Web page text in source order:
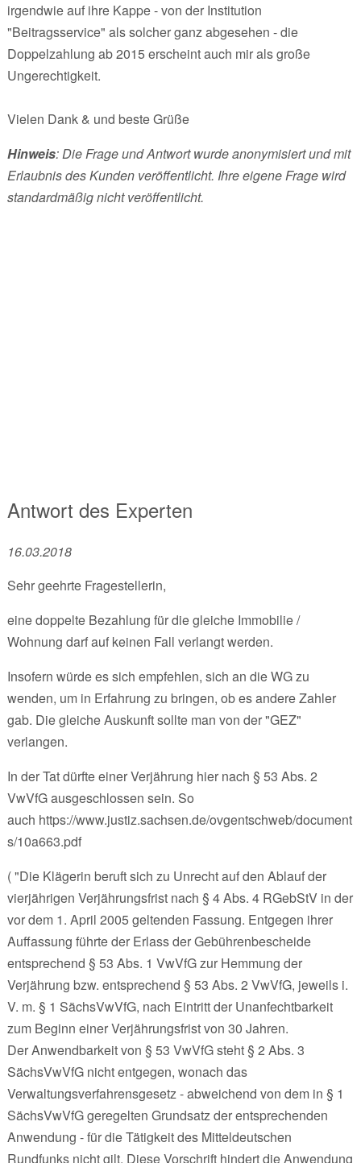
irgendwie auf ihre Kappe - von der Institution
"Beitragsservice" als solcher ganz abgesehen - die
Doppelzahlung ab 2015 erscheint auch mir als große
Ungerechtigkeit.
Vielen Dank & und beste Grüße
Hinweis: Die Frage und Antwort wurde anonymisiert und mit
Erlaubnis des Kunden veröffentlicht. Ihre eigene Frage wird
standardmäßig nicht veröffentlicht.
Antwort des Experten
16.03.2018
Sehr geehrte Fragestellerin,
eine doppelte Bezahlung für die gleiche Immobilie /
Wohnung darf auf keinen Fall verlangt werden.
Insofern würde es sich empfehlen, sich an die WG zu
wenden, um in Erfahrung zu bringen, ob es andere Zahler
gab. Die gleiche Auskunft sollte man von der "GEZ"
verlangen.
In der Tat dürfte einer Verjährung hier nach § 53 Abs. 2
VwVfG ausgeschlossen sein. So
auch https://www.justiz.sachsen.de/ovgentschweb/document
s/10a663.pdf
( "Die Klägerin beruft sich zu Unrecht auf den Ablauf der
vierjährigen Verjährungsfrist nach § 4 Abs. 4 RGebStV in der
vor dem 1. April 2005 geltenden Fassung. Entgegen ihrer
Auffassung führte der Erlass der Gebührenbescheide
entsprechend § 53 Abs. 1 VwVfG zur Hemmung der
Verjährung bzw. entsprechend § 53 Abs. 2 VwVfG, jeweils i.
V. m. § 1 SächsVwVfG, nach Eintritt der Unanfechtbarkeit
zum Beginn einer Verjährungsfrist von 30 Jahren.
Der Anwendbarkeit von § 53 VwVfG steht § 2 Abs. 3
SächsVwVfG nicht entgegen, wonach das
Verwaltungsverfahrensgesetz - abweichend von dem in § 1
SächsVwVfG geregelten Grundsatz der entsprechenden
Anwendung - für die Tätigkeit des Mitteldeutschen
Rundfunks nicht gilt. Diese Vorschrift hindert die Anwendung